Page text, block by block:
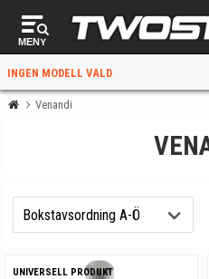
MENY
INGEN MODELL VALD
VÄLJ MOPED
Venandi
UNIVERSELL PRODUKT